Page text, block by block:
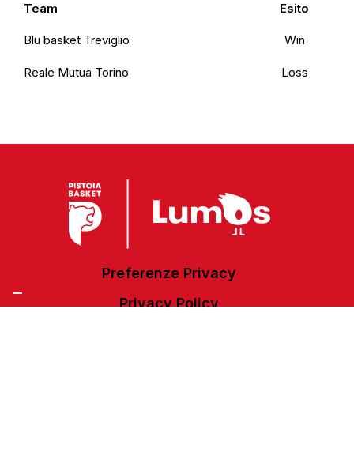
Team Esito
Blu basket Treviglio Win
Reale Mutua Torino Loss
Preferenze Privacy
Privacy Policy